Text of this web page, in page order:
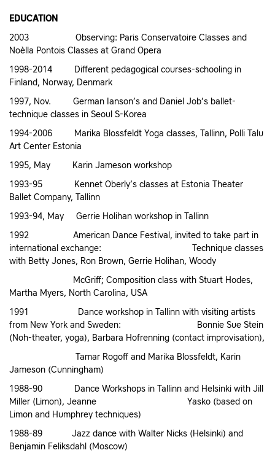
EDUCATION
2003 Observing: Paris Conservatoire Classes and
Noèlla Pontois Classes at Grand Opera
1998-2014 Different pedagogical courses-schooling in
Finland, Norway, Denmark
1997, Nov. German Ianson’s and Daniel Job’s ballet-
technique classes in Seoul S-Korea
1994-2006 Marika Blossfeldt Yoga classes, Tallinn, Polli Talu
Art Center Estonia
1995, May Karin Jameson workshop
1993-95 Kennet Oberly’s classes at Estonia Theater
Ballet Company, Tallinn
1993-94, May Gerrie Holihan workshop in Tallinn
1992 American Dance Festival, invited to take part in
international exchange: Technique classes
with Betty Jones, Ron Brown, Gerrie Holihan, Woody
McGriff; Composition class with Stuart Hodes,
Martha Myers, North Carolina, USA
1991 Dance workshop in Tallinn with visiting artists
from New York and Sweden: Bonnie Sue Stein
(Noh-theater, yoga), Barbara Hofrenning (contact improvisation),
Tamar Rogoff and Marika Blossfeldt, Karin
Jameson (Cunningham)
1988-90 Dance Workshops in Tallinn and Helsinki with Jill
Miller (Limon), Jeanne Yasko (based on
Limon and Humphrey techniques)
1988-89 Jazz dance with Walter Nicks (Helsinki) and
Benjamin Feliksdahl (Moscow)